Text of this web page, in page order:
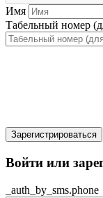
Имя
Табельный номер
Зарегистрироваться
Войти или
_auth_by_sms.phone